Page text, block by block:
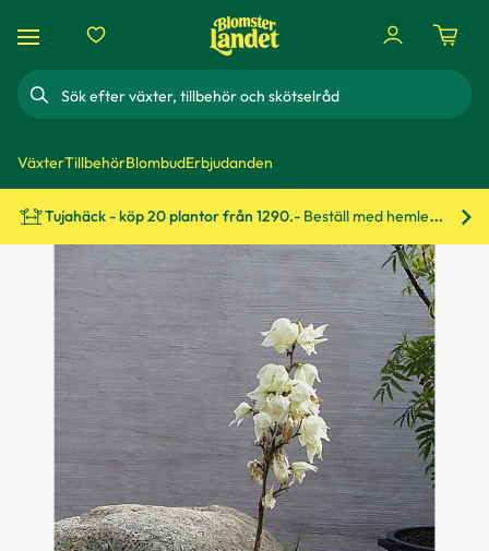
Sök
VäxterTillbehörBlombudErbjudanden
Tujahäck - köp 20 plantor från 1290.- Beställ med hemleverans!